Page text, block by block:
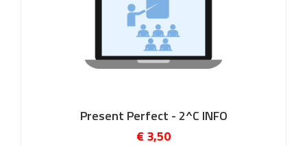
Present Perfect - 2^C INFO
€ 3,50